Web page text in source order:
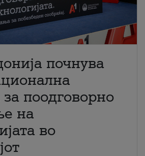
почнува
поодговорно
на
во